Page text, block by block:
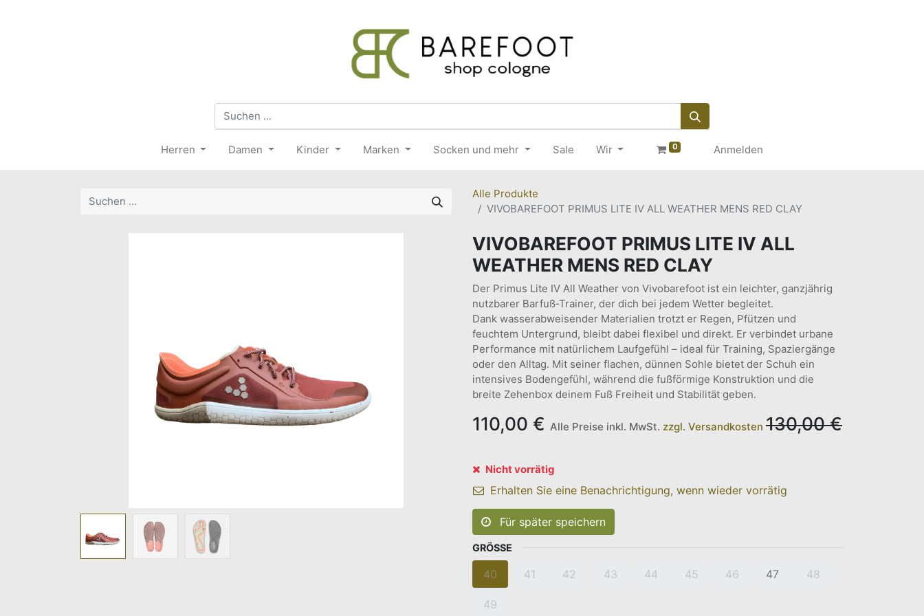
Herren Damen Kinder Marken Socken und mehr Sale Wir 0 Anmelden
Alle Produkte
VIVOBAREFOOT PRIMUS LITE IV ALL WEATHER MENS RED CLAY
VIVOBAREFOOT PRIMUS LITE IV ALL
WEATHER MENS RED CLAY
Der Primus Lite IV All Weather von Vivobarefoot ist ein leichter, ganzjährig
nutzbarer Barfuß‑Trainer, der dich bei jedem Wetter begleitet.
Dank wasserabweisender Materialien trotzt er Regen, Pfützen und
feuchtem Untergrund, bleibt dabei flexibel und direkt. Er verbindet urbane
Performance mit natürlichem Laufgefühl – ideal für Training, Spaziergänge
oder den Alltag. Mit seiner flachen, dünnen Sohle bietet der Schuh ein
intensives Bodengefühl, während die fußförmige Konstruktion und die
breite Zehenbox deinem Fuß Freiheit und Stabilität geben.
110,00 € Alle Preise inkl. MwSt. zzgl. Versandkosten 130,00€
Nicht vorrätig
Erhalten Sie eine Benachrichtigung, wenn wieder vorrätig
Für später speichern
GRÖSSE
40 41 42 43 44 45 46 47 48
49